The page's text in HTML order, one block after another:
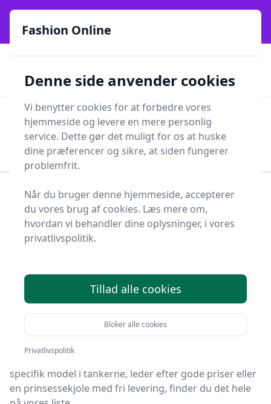
Fashion Online - Din genvej til stil, trends og smarte fund
online siden 2017
Lynhurtig levering ⭐⭐⭐⭐⭐✨981 forskellige produkttyper
Fashion Online
Søg
Forside Tøj og Accessories Tøj
Kjoler
Prinsessekjole
Bedste prinsessekjoler
Du er landet på Fashion Online, hvor du finder de
bedste prinsessekjoler. Vi har udvalgt 4 produkter til
dig!
Så uanset om du vægter høj kvalitet, allerede har en
specifik model i tankerne, leder efter gode priser eller
en prinsessekjole med fri levering, finder du det hele
Fashion Online
Denne side anvender cookies
Vi benytter cookies for at forbedre vores
hjemmeside og levere en mere personlig
service. Dette gør det muligt for os at huske
dine præferencer og sikre, at siden fungerer
problemfrit.
Når du bruger denne hjemmeside, accepterer
du vores brug af cookies. Læs mere om,
hvordan vi behandler dine oplysninger, i vores
privatlivspolitik.
Tillad alle cookies
Bloker alle cookies
Privatlivspolitik